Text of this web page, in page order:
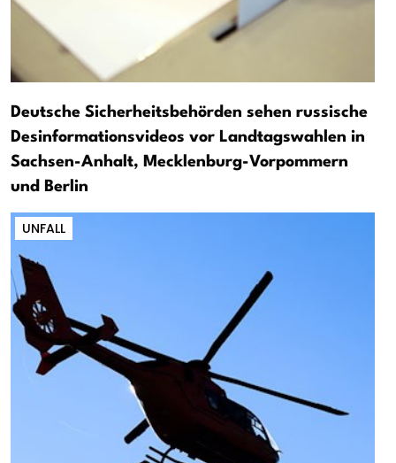
Deutsche Sicherheitsbehörden sehen russische
Desinformationsvideos vor Landtagswahlen in
Sachsen-Anhalt, Mecklenburg-Vorpommern
und Berlin
UNFALL